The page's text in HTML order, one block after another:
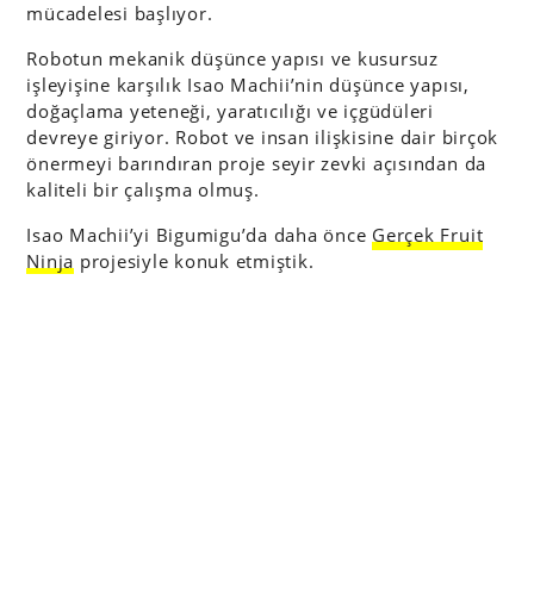
mücadelesi başlıyor.
Robotun mekanik düşünce yapısı ve kusursuz
işleyişine karşılık Isao Machii’nin düşünce yapısı,
doğaçlama yeteneği, yaratıcılığı ve içgüdüleri
devreye giriyor. Robot ve insan ilişkisine dair birçok
önermeyi barındıran proje seyir zevki açısından da
kaliteli bir çalışma olmuş.
Isao Machii’yi Bigumigu’da daha önce Gerçek Fruit
Ninja projesiyle konuk etmiştik.